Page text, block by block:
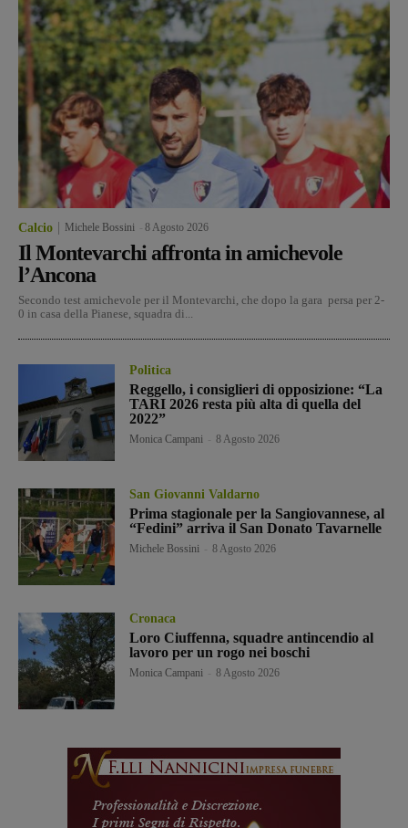
Calcio Michele Bossini 8 Agosto 2026
Il Montevarchi affronta in amichevole
l’Ancona
Secondo test amichevole per il Montevarchi, che dopo la gara persa per 2-
0 in casa della Pianese, squadra di...
Politica
Reggello, i consiglieri di opposizione: “La
TARI 2026 resta più alta di quella del
2022”
Monica Campani 8 Agosto 2026
San Giovanni Valdarno
Prima stagionale per la Sangiovannese, al
“Fedini” arriva il San Donato Tavarnelle
Michele Bossini 8 Agosto 2026
Cronaca
Loro Ciuffenna, squadre antincendio al
lavoro per un rogo nei boschi
Monica Campani 8 Agosto 2026